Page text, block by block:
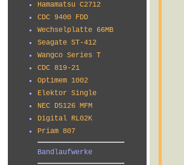
Hamamatsu C2712
CDC 9400 FDD
Wechselplatte 66MB
Seagate ST-412
Wangco Series T
CDC 819-21
Optimem 1002
Elektor Single
NEC D5126 MFM
Digital RL02K
Priam 807
Bandlaufwerke